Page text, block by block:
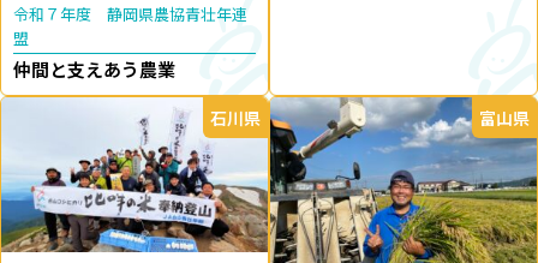
令和７年度 静岡県農協青壮年連
盟
仲間と支えあう農業
石川県 富山県